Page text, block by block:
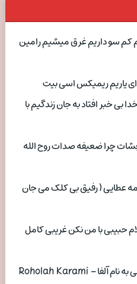
کم سو داریم غرق میشیم رامین
ای یاریم ریمیکس اسی بیت
بی خبر افتاد به جان زندگیم با
چرا ضعیفه صدات روح الله
عطایی ( رفیق بی کلک می جان
حبیبی با من نکن غریبی کامل
دانلود آهنگ جدید روح الله کرمی به نام آلفا Roholah Karami –